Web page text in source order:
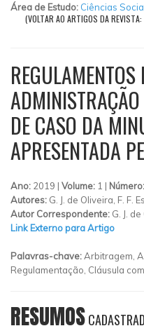
Área de Estudo: Ciências
(VOLTAR AO ARTIGOS DA
DE CASO DA
APRESENTADA
Ano: 2019 | Volume: 1 | Número:
Autores: G. J. de Oliveira, F. F.
Autor Correspondente: G. J.
Link Externo para Artigo
Palavras-chave:Arbitragem,
Regulamentação, Cláusula
RESUMOS